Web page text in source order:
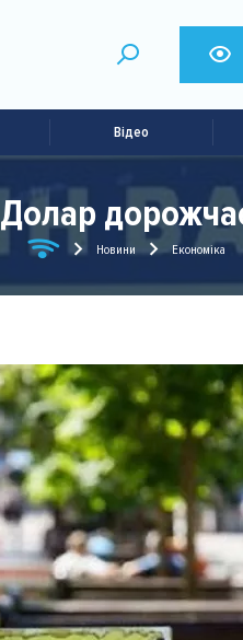
Відео
Долар
Новини Економіка